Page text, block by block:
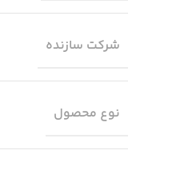
شرکت سازنده
نوع محصول